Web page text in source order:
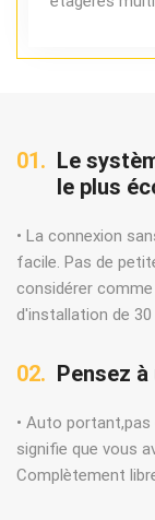
01. Le
le plus
• La connexion
facile. Pas de
considérer
d'installation de
02. Pensez
• Auto
signifie que vous
Complètement